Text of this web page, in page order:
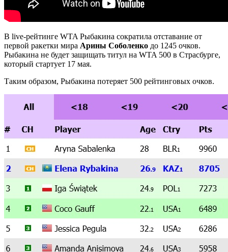
В live-рейтинге WTA Рыбакина сократила отставание от
первой ракетки мира Арины Соболенко до 1245 очков.
Рыбакина не будет защищать титул на WTA 500 в Страсбурге,
который стартует 17 мая.
Таким образом, Рыбакина потеряет 500 рейтинговых очков.